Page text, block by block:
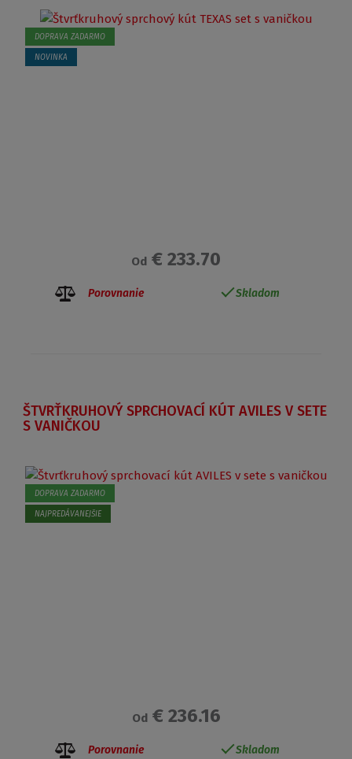
DOPRAVA ZADARMO
NOVINKA
Od € 233.70
Porovnanie Skladom
ŠTVRŤKRUHOVÝ SPRCHOVACÍ KÚT AVILES V SETE
S VANIČKOU
DOPRAVA ZADARMO
NAJPREDÁVANEJŠIE
Od€ 236.16
Porovnanie Skladom